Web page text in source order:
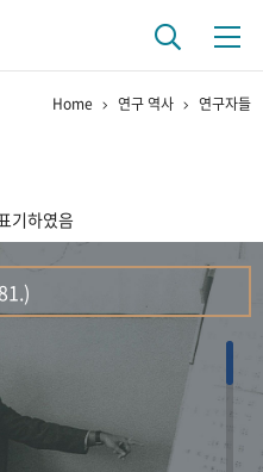
역사
연구자들
행정박물 영상 기록물
Home 연구 역사 연구자들
기하였음